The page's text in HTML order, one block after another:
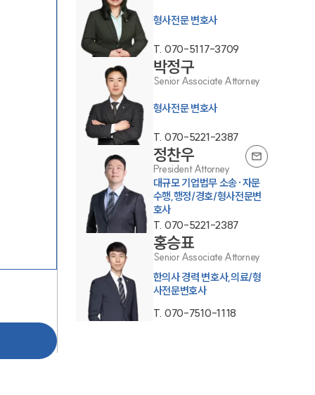
그룹소개
그룹소개
대륜의 강점
오시는 길
형사전문 변호사
T. 070-5117-3709
박정구
Senior Associate Attorney
형사전문 변호사
T. 070-5221-2387
정찬우
President Attorney
대규모 기업법무 소송·자문
수행,행정/경호/형사전문변
호사
T. 070-5221-2387
홍승표
Senior Associate Attorney
한의사 경력 변호사,의료/형
사전문변호사
T. 070-7510-1118